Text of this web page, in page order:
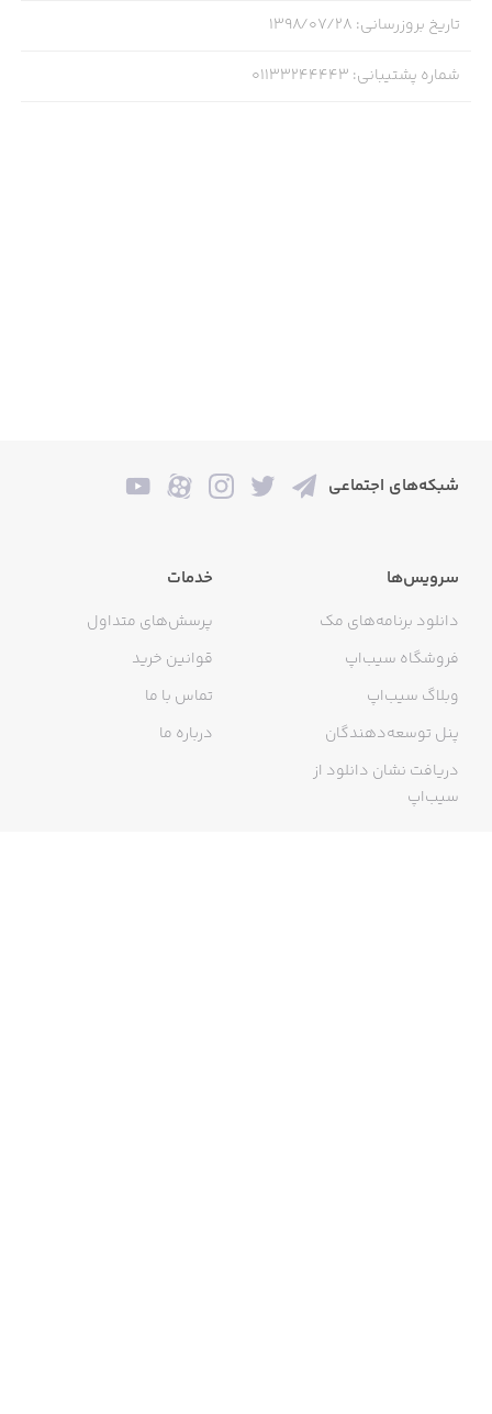
تاریخ بروزرسانی: ۱۳۹۸/۰۷/۲۸
شماره پشتیبانی:
01133244443
شبکه‌های اجتماعی
سرویس‌ها
دانلود برنامه‌های مک
فروشگاه سیب‌اپ
وبلاگ سیب‌اپ
پنل توسعه‌دهندگان
دریافت نشان دانلود از
سیب‌اپ
خدمات
پرسش‌های متداول
قوانین خرید
تماس با ما
درباره ما